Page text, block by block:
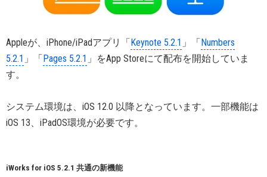
Appleが、iPhone/iPadアプリ「Keynote 5.2.1 」「Numbers
5.2.1 」「Pages 5.2.1 」をApp Storeにて配布を開始していま
す。
システム環境は、iOS 12.0 以降となっています。一部機能は
iOS 13、iPadOS環境が必要です。
iWorks for iOS 5.2.1 共通の新機能